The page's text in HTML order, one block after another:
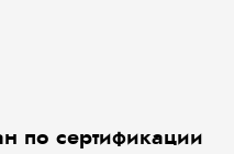
по сертификации